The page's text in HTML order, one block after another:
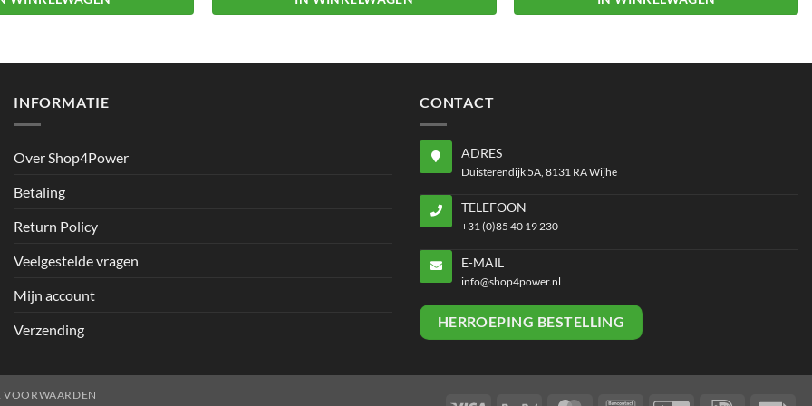
kan
gekozen
worden
productpagina
INFORMATIE
Over Shop4Power
Betaling
Return Policy
Veelgestelde vragen
Mijn account
Verzending
CONTACT
ADRES
Duisterendijk 5A, 8131 RA Wijhe
TELEFOON
+31 (0)85 40 19 230
E-MAIL
info@shop4power.nl
HERROEPING BESTELLING
VOORWAARDEN